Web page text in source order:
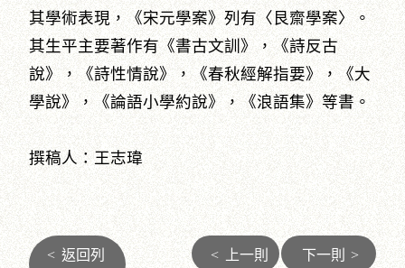
其學術表現，《宋元學案》列有〈艮齋學案〉。
其生平主要著作有《書古文訓》，《詩反古
說》，《詩性情說》，《春秋經解指要》，《大
學說》，《論語小學約說》，《浪語集》等書。
撰稿人：王志瑋
< 返回列
< 上一則 下一則 >